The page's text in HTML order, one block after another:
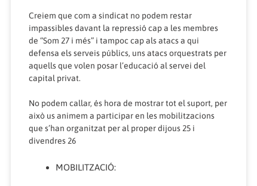
Creiem que com a sindicat no podem restar
impassibles davant la repressió cap a les membres
de “Som 27 i més” i tampoc cap als atacs a qui
defensa els serveis públics, uns atacs orquestrats per
aquells que volen posar l’educació al servei del
capital privat.
No podem callar, és hora de mostrar tot el suport, per
això us animem a participar en les mobilitzacions
que s’han organitzat per al proper dijous 25 i
divendres 26
MOBILITZACIÓ: